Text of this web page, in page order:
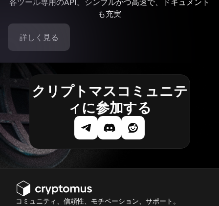
各ツール専用のAPI。シンプルかつ高速で、ドキュメント
も充実
詳しく見る
クリプトマスコミュニテ
ィに参加する
コミュニティ、信頼性、モチベーション、サポート。